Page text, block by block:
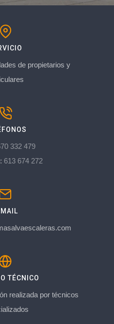
de propietarios y
332 479
613 674 272
TÉCNICO
realizada por técnicos